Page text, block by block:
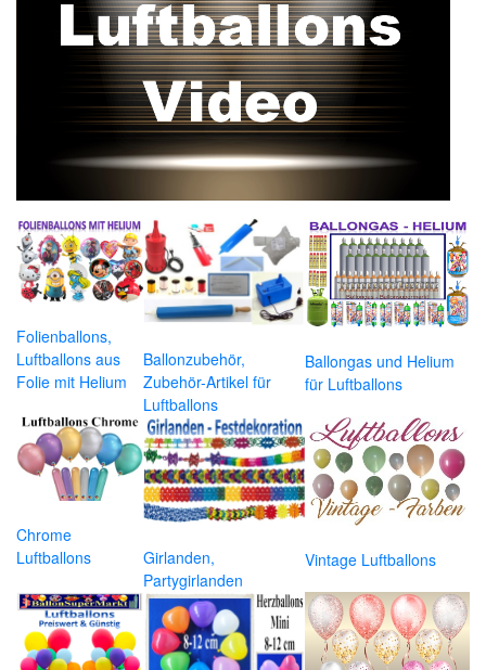
Folienballons,
Luftballons aus
Folie mit Helium
Ballonzubehör,
Zubehör-Artikel für
Luftballons
Ballongas und Helium
für Luftballons
Chrome
Luftballons
Girlanden,
Partygirlanden
Vintage Luftballons